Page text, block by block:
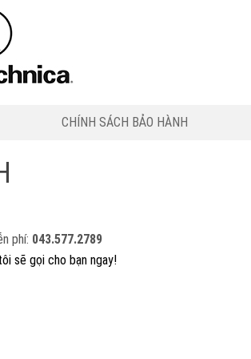
CHÍNH SÁCH BẢO HÀNH
phí: 043.577.2789
sẽ gọi cho bạn ngay!